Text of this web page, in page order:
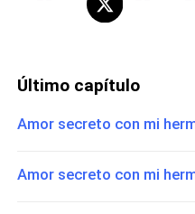
Último capítulo
Amor secreto con mi
Amor secreto con mi